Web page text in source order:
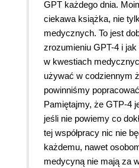
GPT każdego dnia.
ciekawa książka, nie
medycznych. To jest
zrozumieniu GPT-4 i
w kwestiach
używać w codziennym
powinniśmy
Pamiętajmy, że GTP-4
jeśli nie powiemy co
tej współpracy nic nie
każdemu, nawet
medycyną nie mają za